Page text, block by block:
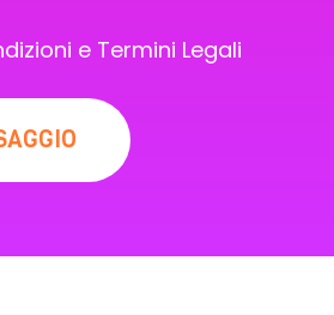
e Termini Legali